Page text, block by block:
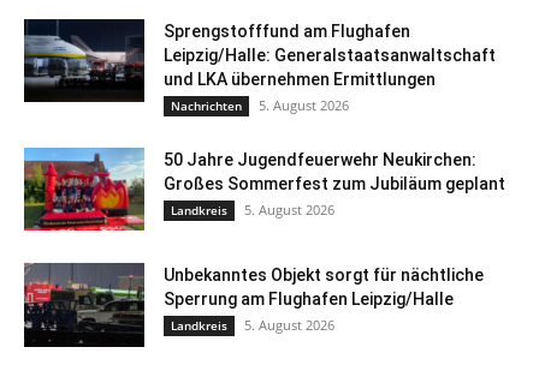
Sprengstofffund am Flughafen
Leipzig/Halle: Generalstaatsanwaltschaft
und LKA übernehmen Ermittlungen
Nachrichten 5. August 2026
50 Jahre Jugendfeuerwehr Neukirchen:
Großes Sommerfest zum Jubiläum geplant
Landkreis 5. August 2026
Unbekanntes Objekt sorgt für nächtliche
Sperrung am Flughafen Leipzig/Halle
Landkreis 5. August 2026